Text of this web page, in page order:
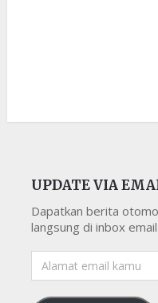
UPDATE VIA
Dapatkan berita
langsung di inbox
Alamat
email